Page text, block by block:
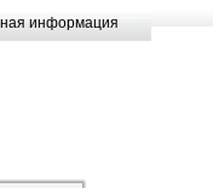
информация